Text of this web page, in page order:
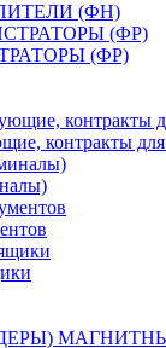
(ФН)
(ФР)
контракты